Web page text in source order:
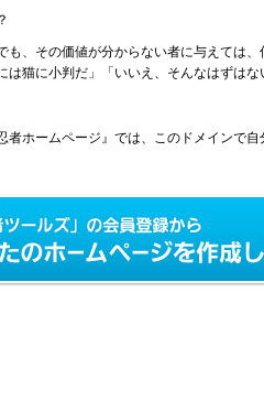
も、その価値が分からない者に与えては
は猫に小判だ」「いいえ、そんなはずはな
者ホームページ』では、このドメインで